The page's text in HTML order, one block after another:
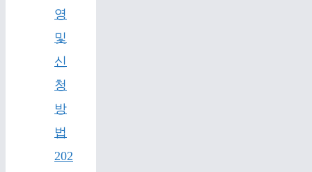
영
및
신
청
방
법
202